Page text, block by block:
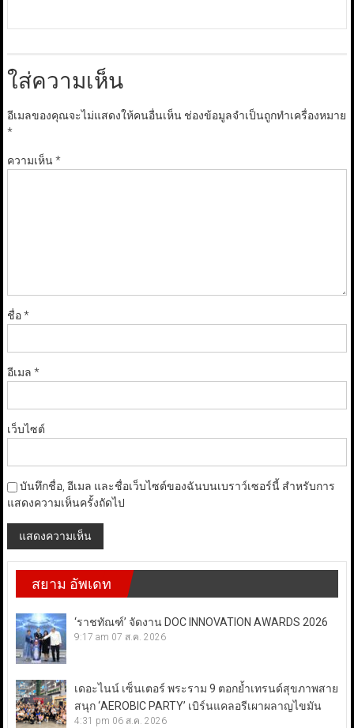
ใส่ความเห็น
อีเมลของคุณจะไม่แสดงให้คนอื่นเห็น ช่องข้อมูลจำเป็นถูกทำเครื่องหมาย
*
ความเห็น*
ชื่อ*
อีเมล *
เว็บไซต์
บันทึกชื่อ, อีเมล และชื่อเว็บไซต์ของฉันบนเบราว์เซอร์นี้ สำหรับการ
แสดงความเห็นครั้งถัดไป
สยาม อัพเดท
‘ราชทัณฑ์’ จัดงาน DOC INNOVATION AWARDS 2026
9:17 am 07 ส.ค. 2026
เดอะไนน์ เซ็นเตอร์ พระราม 9 ตอกย้ำเทรนด์สุขภาพสาย
สนุก ‘AEROBIC PARTY’ เบิร์นแคลอรีเผาผลาญไขมัน
4:31 pm 06 ส.ค. 2026